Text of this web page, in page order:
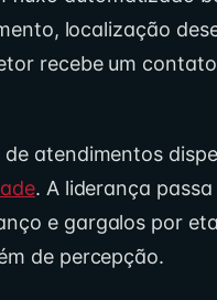
localização
recebe um
atendimentos
. A liderança
e gargalos por
de percepção.